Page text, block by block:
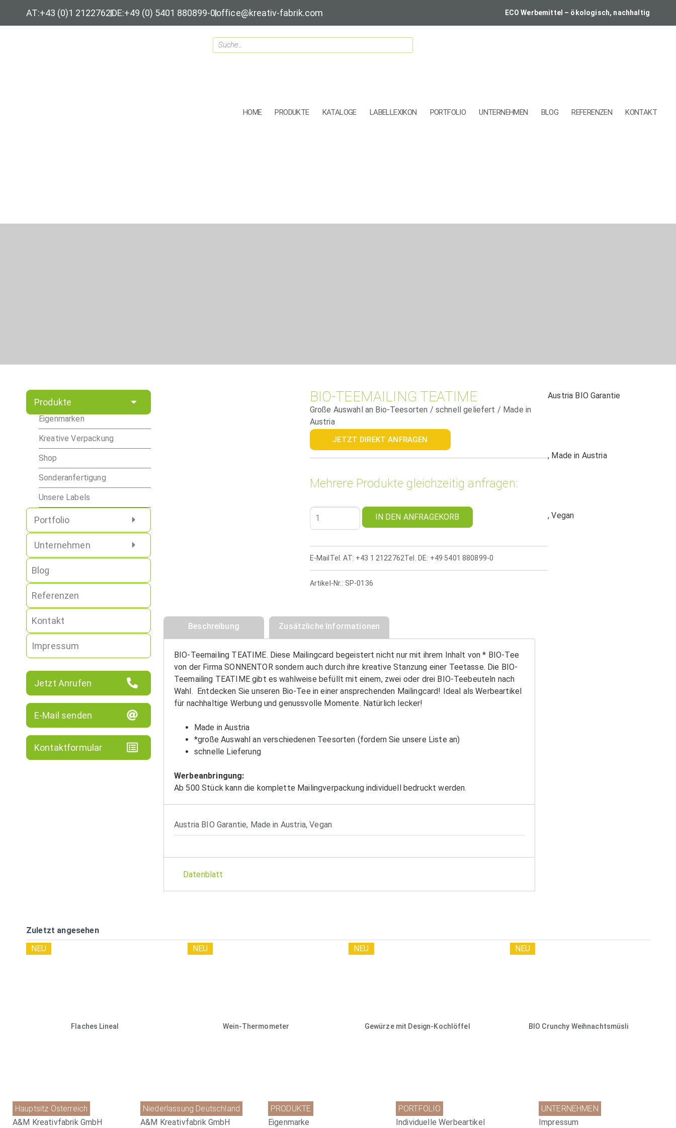
AT:+43 (0)1 2122762DE:+49 (0) 5401 880899-0office@kreativ-fabrik.com ECO Werbemittel – ökologisch, nachhaltig
HOME PRODUKTE KATALOGE LABELLEXIKON PORTFOLIO UNTERNEHMEN BLOG REFERENZEN KONTAKT
Produkte
Eigenmarken
Kreative Verpackung
Shop
Sonderanfertigung
Unsere Labels
Portfolio
Unternehmen
Blog
Referenzen
Kontakt
Impressum
Jetzt Anrufen
E-Mail senden
Kontaktformular
BIO-TEEMAILING TEATIME
Große Auswahl an Bio-Teesorten / schnell geliefert / Made in
Austria
JETZT DIREKT ANFRAGEN
Mehrere Produkte gleichzeitig anfragen:
IN DEN ANFRAGEKORB
E-Mail Tel. AT: +43 1 2122762Tel. DE: +49 5401 880899-0
Artikel-Nr.: SP-0136
Beschreibung Zusätzliche Informationen
BIO-Teemailing TEATIME. Diese Mailingcard begeistert nicht nur mit ihrem Inhalt von * BIO-Tee
von der Firma SONNENTOR sondern auch durch ihre kreative Stanzung einer Teetasse. Die BIO-
Teemailing TEATIME gibt es wahlweise befüllt mit einem, zwei oder drei BIO-Teebeuteln nach
Wahl. Entdecken Sie unseren Bio-Tee in einer ansprechenden Mailingcard! Ideal als Werbeartikel
für nachhaltige Werbung und genussvolle Momente. Natürlich lecker!
Made in Austria
*große Auswahl an verschiedenen Teesorten (fordern Sie unsere Liste an)
schnelle Lieferung
Werbeanbringung:
Ab 500 Stück kann die komplette Mailingverpackung individuell bedruckt werden.
Austria BIO Garantie, Made in Austria,Vegan
Datenblatt
Austria BIO Garantie
, Made in Austria
, Vegan
Zuletzt angesehen
Flaches Lineal
NEU
Wein-Thermometer
NEU
Gewürze mit Design-Kochlöffel
NEU
BIO Crunchy Weihnachtsmüsli
NEU
Hauptsitz Österreich
A&M Kreativfabrik GmbH
Niederlassung Deutschland
A&M Kreativfabrik GmbH
PRODUKTE
Eigenmarke
PORTFOLIO
Individuelle Werbeartikel
UNTERNEHMEN
Impressum